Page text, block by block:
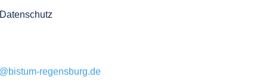
regensburg.de